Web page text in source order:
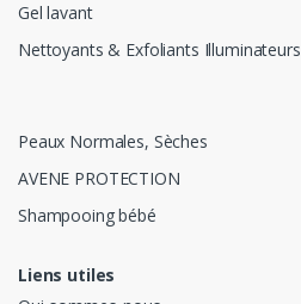
Gel lavant
Nettoyants & Exfoliants Illuminateurs
Peaux Normales, Sèches
AVENE PROTECTION
Shampooing bébé
Liens utiles